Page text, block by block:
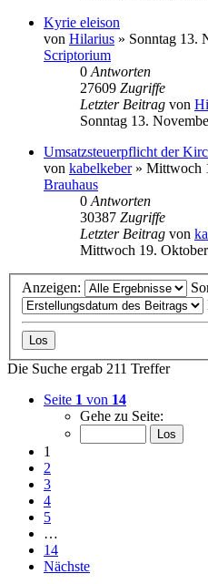
Kyrie eleison
von Hilarius » Sonntag 13.
Scriptorium
0 Antworten
27609 Zugriffe
Letzter Beitrag von
Sonntag 13.
Umsatzsteuerpflicht der
von kabelkeber» Mittwoch
Brauhaus
0 Antworten
30387 Zugriffe
Letzter Beitrag von
Mittwoch 19.
Anzeigen:
Die Suche ergab 211 Treffer
Seite 1 von 14
Gehe zu Seite:
1
2
3
4
5
…
14
Nächste